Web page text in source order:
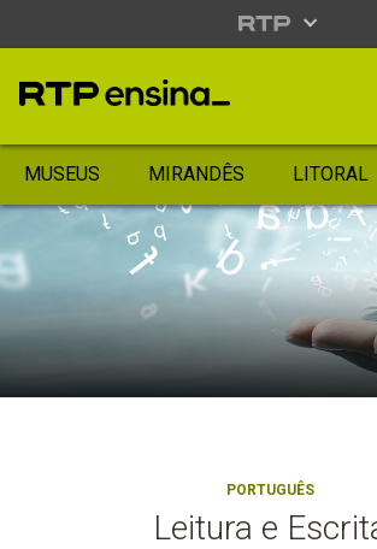
MUSEUS MIRANDÊS LITORAL
PORTUGUÊS
Leitura e